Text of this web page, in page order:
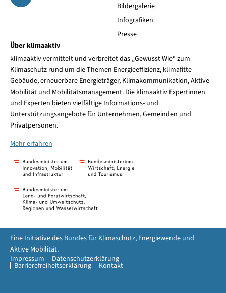
Bildergalerie
Infografiken
Presse
Über klimaaktiv
klimaaktiv vermittelt und verbreitet das „Gewusst Wie“ zum
Klimaschutz rund um die Themen Energieeffizienz, klimafitte
Gebäude, erneuerbare Energieträger, Klimakommunikation, Aktive
Mobilität und Mobilitätsmanagement. Die klimaaktiv Expertinnen
und Experten bieten vielfältige Informations- und
Unterstützungsangebote für Unternehmen, Gemeinden und
Privatpersonen.
Mehr erfahren
Impressum Datenschutzerklärung
Barrierefreiheitserklärung Kontakt
Eine Initiative des Bundes für Klimaschutz, Energiewende und
Aktive Mobilität.